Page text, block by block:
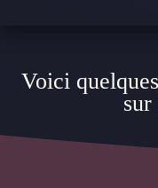
Voici
sur